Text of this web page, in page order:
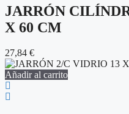
JARRÓN
X 60 CM
27,84 €
Añadir al carrito